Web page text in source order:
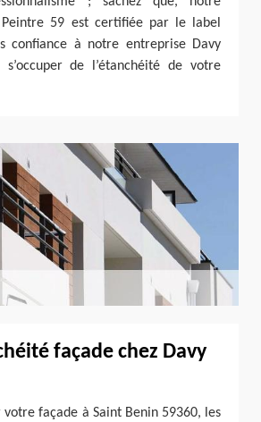
59 est certifiée par le label
confiance à notre entreprise Davy
de l’étanchéité de votre
façade chez Davy
façade à Saint Benin 59360, les